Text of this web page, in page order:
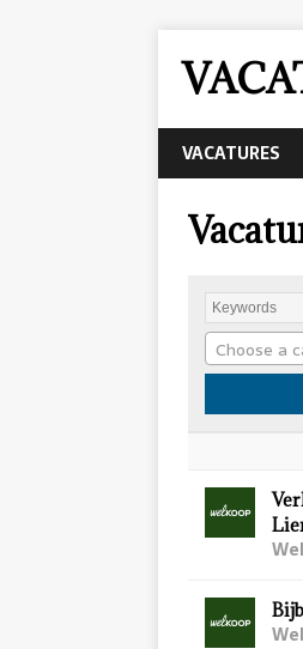
VACATURES
Choose a